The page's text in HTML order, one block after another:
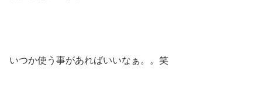
いつか使う事があればいいなぁ。。笑